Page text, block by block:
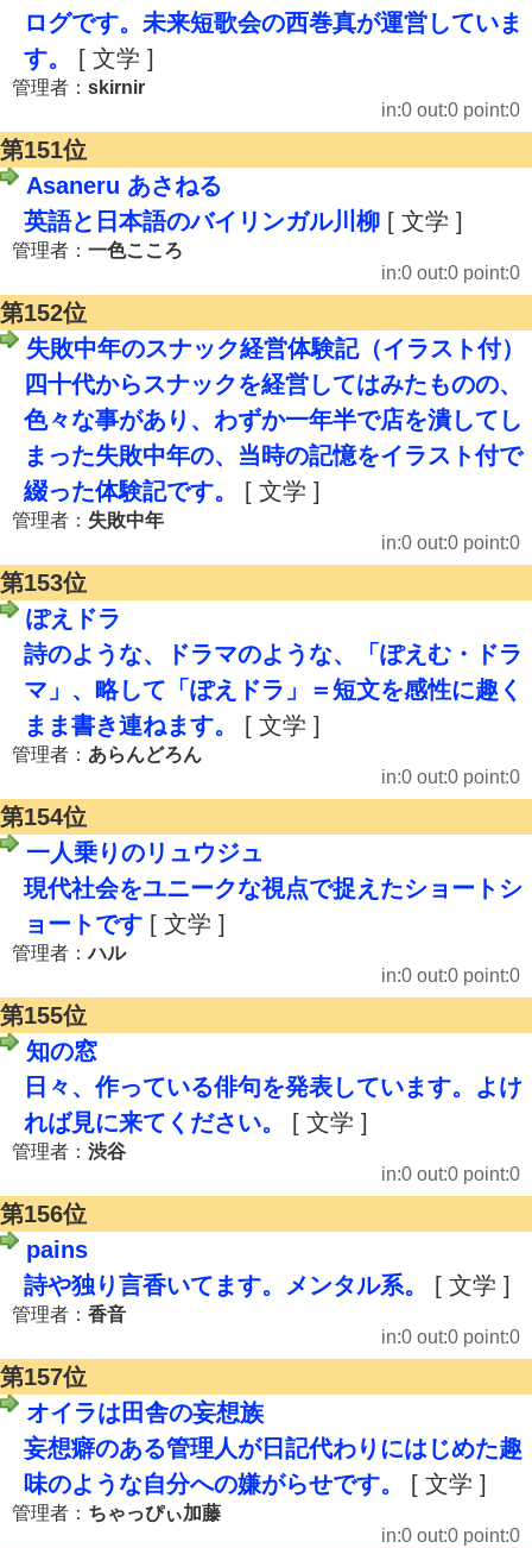
ログです。未来短歌会の西巻真が運営していま
す。
[ 文学 ]
管理者： skirnir
in:0 out:0 point:0
第151位
Asaneru あさねる
英語と日本語のバイリンガル川柳 [ 文学 ]
管理者： 一色こころ
in:0 out:0 point:0
第152位
失敗中年のスナック経営体験記（イラスト付）
四十代からスナックを経営してはみたものの、
色々な事があり、わずか一年半で店を潰してし
まった失敗中年の、当時の記憶をイラスト付で
綴った体験記です。
[ 文学 ]
管理者： 失敗中年
in:0 out:0 point:0
第153位
ぽえドラ
詩のような、ドラマのような、「ぽえむ・ドラ
マ」、略して「ぽえドラ」＝短文を感性に趣く
まま書き連ねます。
[ 文学 ]
管理者： あらんどろん
in:0 out:0 point:0
第154位
一人乗りのリュウジュ
現代社会をユニークな視点で捉えたショートシ
ョートです [ 文学 ]
管理者：ハル
in:0 out:0 point:0
第155位
知の窓
日々、作っている俳句を発表しています。よけ
れば見に来てください。
[ 文学 ]
管理者： 渋谷
in:0 out:0 point:0
第156位
pains
詩や独り言香いてます。メンタル系。
[ 文学 ]
管理者： 香音
in:0 out:0 point:0
第157位
オイラは田舎の妄想族
妄想癖のある管理人が日記代わりにはじめた趣
味のような自分への嫌がらせです。
[ 文学 ]
管理者： ちゃっぴぃ加藤
in:0 out:0 point:0